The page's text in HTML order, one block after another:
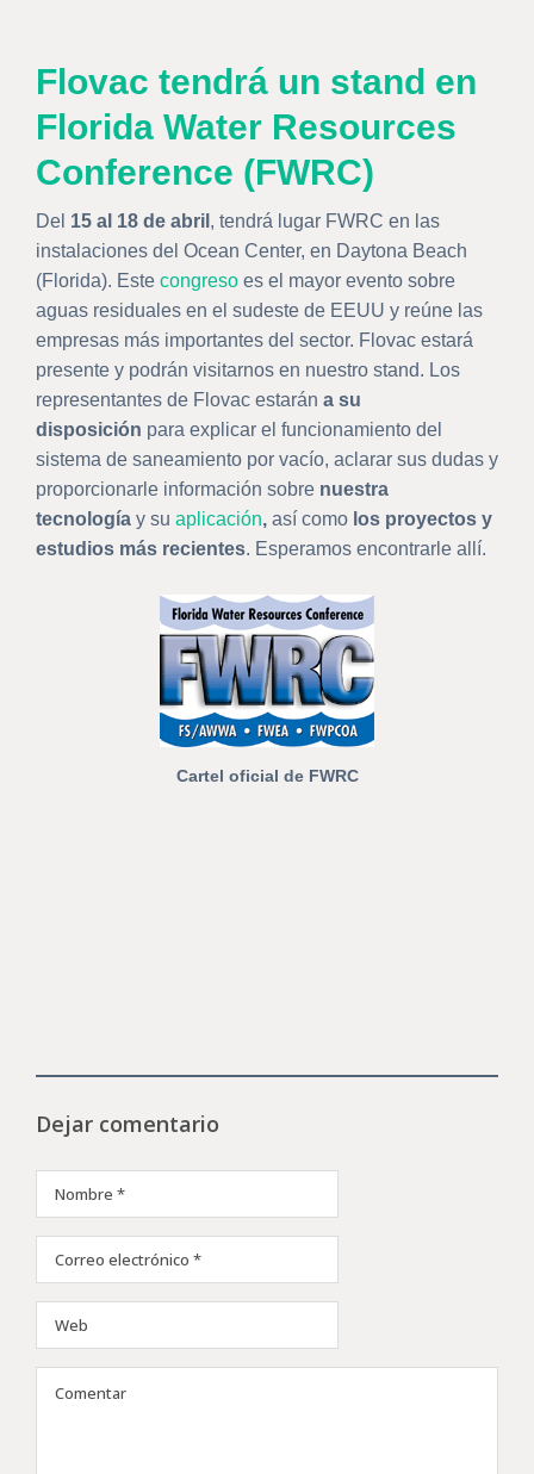
Flovac tendrá un stand en
Florida Water Resources
Conference (FWRC)
Del 15 al 18 de abril , tendrá lugar FWRC en las
instalaciones del Ocean Center, en Daytona Beach
(Florida). Este congreso es el mayor evento sobre
aguas residuales en el sudeste de EEUU y reúne las
empresas más importantes del sector. Flovac estará
presente y podrán visitarnos en nuestro stand. Los
representantes de Flovac estarán a su
disposición para explicar el funcionamiento del
sistema de saneamiento por vacío, aclarar sus dudas y
proporcionarle información sobre nuestra
tecnología y su aplicación, así como los proyectos y
estudios más recientes. Esperamos encontrarle allí.
Cartel oficial de FWRC
Dejar comentario